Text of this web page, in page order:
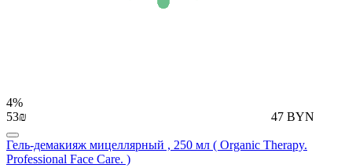
4%
53₪
47 BYN
Гель-демакияж мицеллярный , 250 мл ( Organic Therapy.
Professional Face Care. )